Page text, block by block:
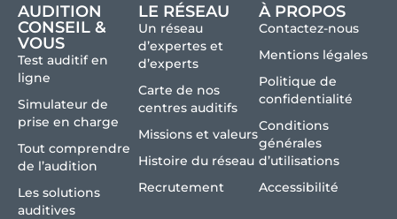
AUDITION
CONSEIL &
VOUS
Test auditif en
ligne
Simulateur de
prise en charge
Tout comprendre
de l’audition
Les solutions
auditives
LE RÉSEAU
Un réseau
d’expertes et
d’experts
Carte de nos
centres auditifs
Missions et valeurs
Histoire du réseau
Recrutement
À PROPOS
Contactez-nous
Mentions légales
Politique de
confidentialité
Conditions
générales
d’utilisations
Accessibilité